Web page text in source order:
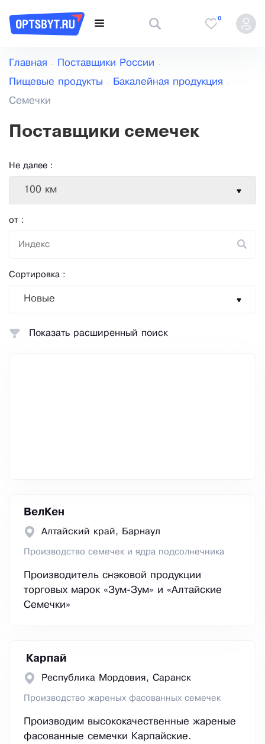
0
Главная Поставщики России
Пищевые продукты Бакалейная продукция
Семечки
Поставщики семечек
Не далее :
100 км
от :
Сортировка :
Новые
ВелКен
Алтайский край, Барнаул
Производство семечек и ядра подсолнечника
Производитель снэковой продукции
торговых марок «Зум-Зум» и «Алтайские
Семечки»
Карпай
Республика Мордовия, Саранск
Производство жареных фасованных семечек
Производим высококачественные жареные
фасованные семечки Карпайские.
Показать расширенный поиск